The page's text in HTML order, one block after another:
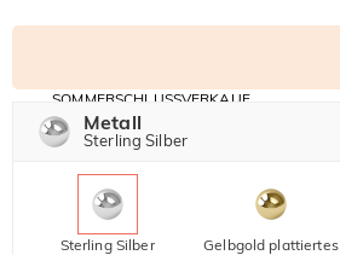
SOMMERSCHLUSSVERKAUF
10% RABATT
AUF ALLES
AUF DEN 2.
Metall
Sterling Silber
Sterling Silber
Gelbgold plattiertes